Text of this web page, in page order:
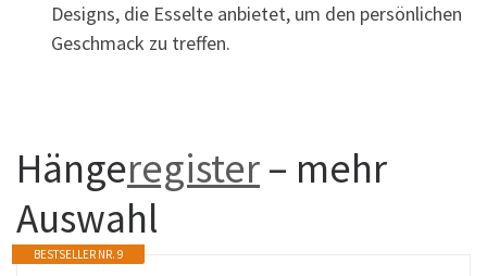
Designs, die Esselte anbietet, um den persönlichen
Geschmack zu treffen.
Hängeregister– mehr
Auswahl
BESTSELLER NR. 9